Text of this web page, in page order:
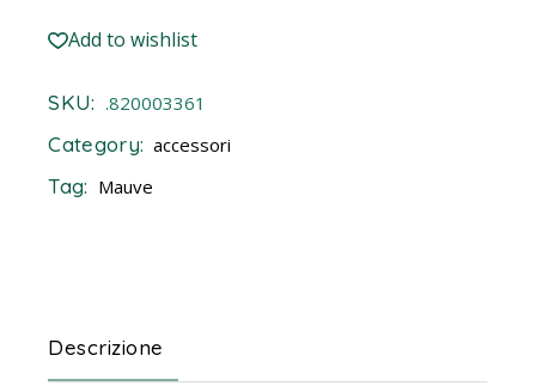
Add to wishlist
SKU: .820003361
Category: accessori
Tag: Mauve
Descrizione